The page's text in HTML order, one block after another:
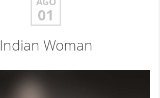
01
Indian Woman